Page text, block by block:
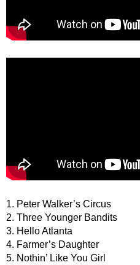
1. Peter Walker’s Circus
2. Three Younger Bandits
3. Hello Atlanta
4. Farmer’s Daughter
5. Nothin’ Like You Girl